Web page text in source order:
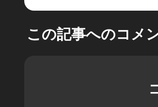
この記事へのコメ